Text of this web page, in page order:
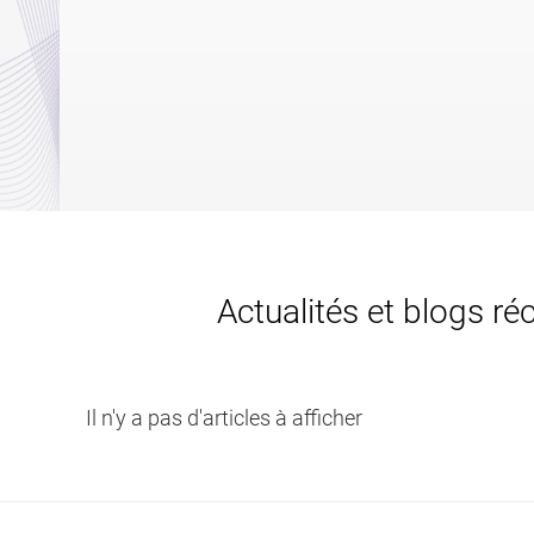
Actualités et blogs
Il n'y a pas d'articles à afficher